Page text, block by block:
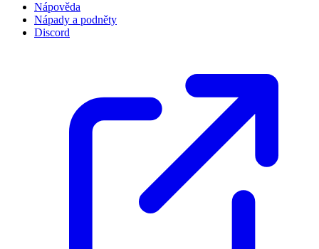
Nápověda
Nápady a podněty
Discord